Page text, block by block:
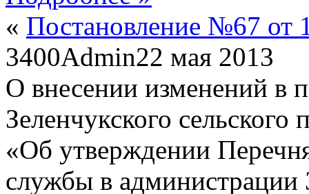
« Постановление №67 от
3400Admin22 мая 2013
О внесении изменений в
Зеленчукского
«Об утверждении
службы в администрации